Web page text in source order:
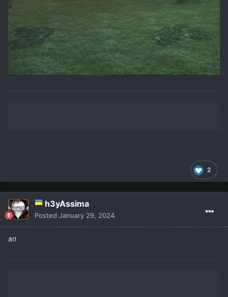
2
h3yAssima
Posted January 29, 2024
ап